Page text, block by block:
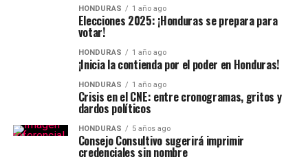
HONDURAS 1 año ago
Elecciones 2025: ¡Honduras se prepara para
votar!
HONDURAS 1 año ago
¡Inicia la contienda por el poder en Honduras!
HONDURAS 1 año ago
Crisis en el CNE: entre cronogramas, gritos y
dardos políticos
HONDURAS 5 años ago
Consejo Consultivo sugerirá imprimir
credenciales sin nombre